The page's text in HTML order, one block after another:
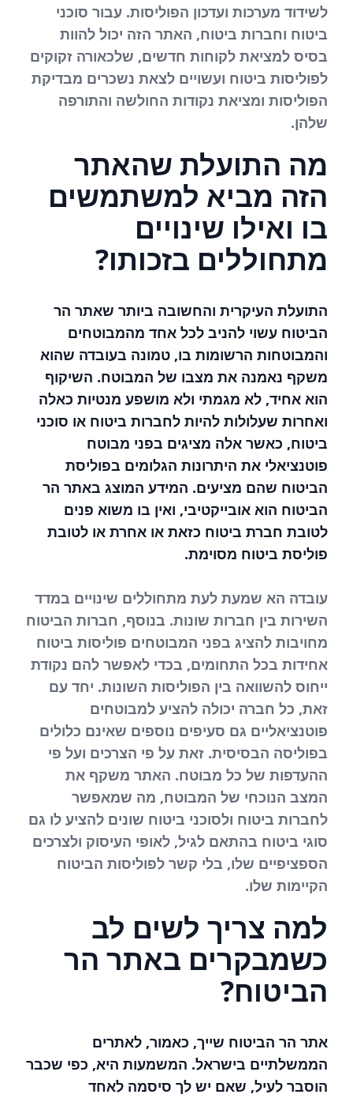
לשידוד מערכות ועדכון הפוליסות. עבור סוכני
ביטוח וחברות ביטוח, האתר הזה יכול להוות
בסיס למציאת לקוחות חדשים, שלכאורה זקוקים
לפוליסות ביטוח ועשויים לצאת נשכרים מבדיקת
הפוליסות ומציאת נקודות החולשה והתורפה
שלהן.
מה התועלת שהאתר
הזה מביא למשתמשים
בו ואילו שינויים
מתחוללים בזכותו?
התועלת העיקרית והחשובה ביותר שאתר הר
הביטוח עשוי להניב לכל אחד מהמבוטחים
והמבוטחות הרשומות בו, טמונה בעובדה שהוא
משקף נאמנה את מצבו של המבוטח. השיקוף
הוא אחיד, לא מגמתי ולא מושפע מנטיות כאלה
ואחרות שעלולות להיות לחברות ביטוח או סוכני
ביטוח, כאשר אלה מציגים בפני מבוטח
פוטנציאלי את היתרונות הגלומים בפוליסת
הביטוח שהם מציעים. המידע המוצג באתר הר
הביטוח הוא אובייקטיבי, ואין בו משוא פנים
לטובת חברת ביטוח כזאת או אחרת או לטובת
פוליסת ביטוח מסוימת.
עובדה הא שמעת לעת מתחוללים שינויים במדד
השירות בין חברות שונות. בנוסף, חברות הביטוח
מחויבות להציג בפני המבוטחים פוליסות ביטוח
אחידות בכל התחומים, בכדי לאפשר להם נקודת
ייחוס להשוואה בין הפוליסות השונות. יחד עם
זאת, כל חברה יכולה להציע למבוטחים
פוטנציאליים גם סעיפים נוספים שאינם כלולים
בפוליסה הבסיסית. זאת על פי הצרכים ועל פי
ההעדפות של כל מבוטח. האתר משקף את
המצב הנוכחי של המבוטח, מה שמאפשר
לחברות ביטוח ולסוכני ביטוח שונים להציע לו גם
סוגי ביטוח בהתאם לגיל, לאופי העיסוק ולצרכים
הספציפיים שלו, בלי קשר לפוליסות הביטוח
הקיימות שלו.
למה צריך לשים לב
כשמבקרים באתר הר
הביטוח?
אתר הר הביטוח שייך, כאמור, לאתרים
הממשלתיים בישראל. המשמעות היא, כפי שכבר
הוסבר לעיל, שאם יש לך סיסמה לאחד